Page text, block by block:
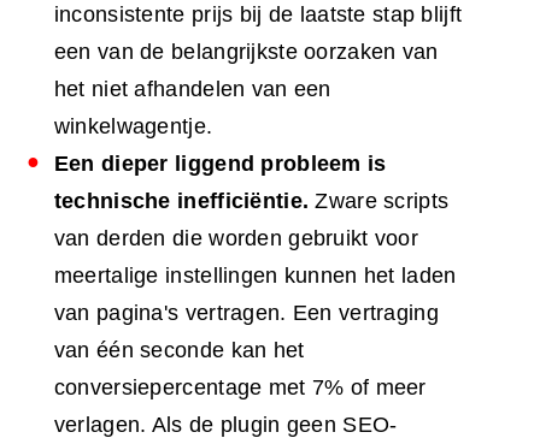
inconsistente prijs bij de laatste stap blijft
een van de belangrijkste oorzaken van
het niet afhandelen van een
winkelwagentje.
Een dieper liggend probleem is
technische inefficiëntie.Zware scripts
van derden die worden gebruikt voor
meertalige instellingen kunnen het laden
van pagina's vertragen. Een vertraging
van één seconde kan het
conversiepercentage met 7% of meer
verlagen. Als de plugin geen SEO-